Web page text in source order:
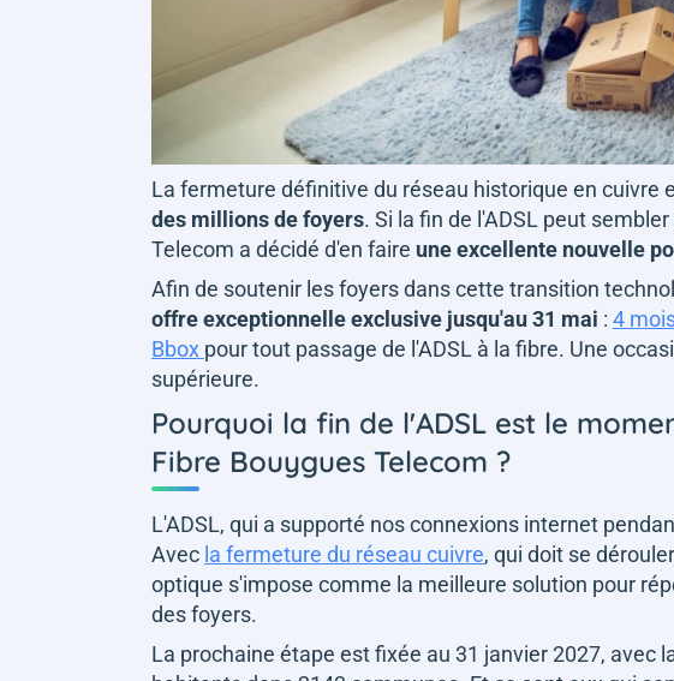
La fermeture définitive du réseau historique en cuivre
des millions de foyers. Si la fin de l'ADSL peut
Telecom a décidé d'en faire une excellente nouvelle
Afin de soutenir les foyers dans cette transition
offre exceptionnelle exclusive jusqu'au 31 mai : 4
Bbox pour tout passage de l'ADSL à la fibre. Une
supérieure.
Pourquoi la fin de l'ADSL est le
Fibre Bouygues Telecom ?
L'ADSL, qui a supporté nos connexions internet
Avec la fermeture du réseau cuivre, qui doit se
optique s'impose comme la meilleure solution pour
des foyers.
La prochaine étape est fixée au 31 janvier 2027, avec